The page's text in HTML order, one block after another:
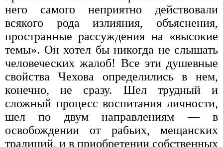
него самого неприятно действовали
всякого рода излияния, объяснения,
пространные рассуждения на «высокие
темы». Он хотел бы никогда не слышать
человеческих жалоб! Все эти душевные
свойства Чехова определились в нем,
конечно, не сразу. Шел трудный и
сложный процесс воспитания личности,
шел по двум направлениям — в
освобождении от рабьих, мещанских
традиций, и в приобретении собственных